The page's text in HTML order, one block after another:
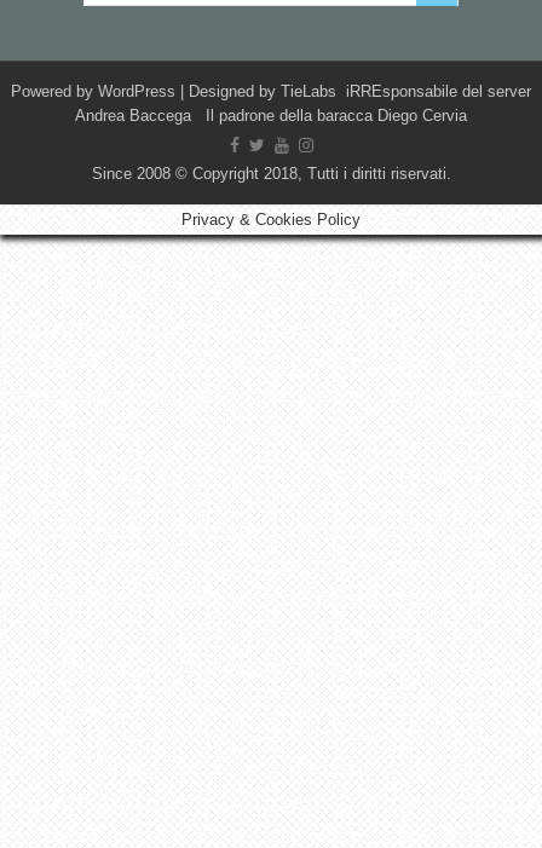
Powered by WordPress | Designed by TieLabs iRREsponsabile del server
Andrea Baccega Il padrone della baracca Diego Cervia
Since 2008 © Copyright 2018, Tutti i diritti riservati.
Privacy & Cookies Policy